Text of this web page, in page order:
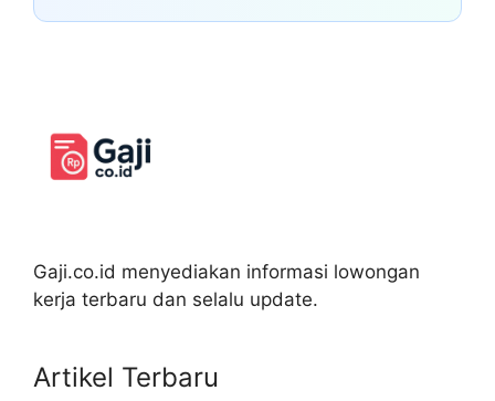
Gaji.co.id menyediakan informasi lowongan
kerja terbaru dan selalu update.
Artikel Terbaru